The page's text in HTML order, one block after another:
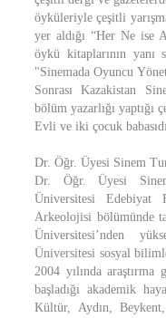
öyküleriyle çeşitli
yer aldığı “Her Ne ise
öykü kitaplarının yanı
"Sinemada Oyuncu
Sonrası Kazakistan
bölüm yazarlığı yaptığı
Evli ve iki çocuk
Dr. Öğr. Üyesi Sinem
Dr. Öğr. Üyesi
Üniversitesi Edebiyat
Arkeolojisi bölümünde
Üniversitesi’nden
Üniversitesi sosyal
2004 yılında
başladığı akademik
Kültür, Aydın,